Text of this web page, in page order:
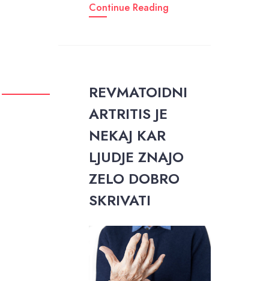
Continue Reading
REVMATOIDNI
ARTRITIS JE
NEKAJ KAR
LJUDJE ZNAJO
ZELO DOBRO
SKRIVATI